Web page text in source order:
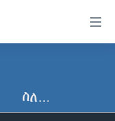
ስለ…